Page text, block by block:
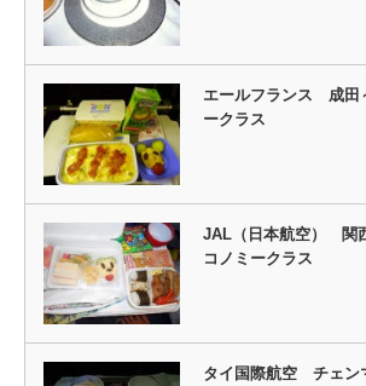
エールフランス 成田
ークラス
JAL（日本航空） 関
コノミークラス
タイ国際航空 チェン